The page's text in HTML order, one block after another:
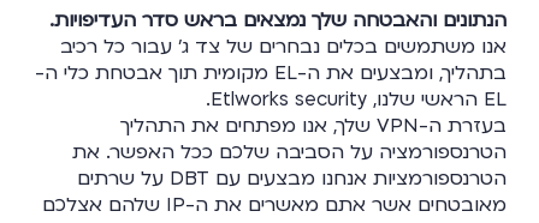
הנתונים והאבטחה שלך נמצאים בראש סדר העדיפויות.
אנו משתמשים בכלים נבחרים של צד ג' עבור כל רכיב
בתהליך, ומבצעים את ה-EL מקומית תוך אבטחת כלי ה-
EL הראשי שלנו,
Etlworks security
.
בעזרת ה-VPN שלך, אנו מפתחים את התהליך
הטרנספורמציה על הסביבה שלכם ככל האפשר. את
הטרנספורמציות אנחנו מבצעים עם DBT על שרתים
מאובטחים אשר אתם מאשרים את ה-IP שלהם אצלכם